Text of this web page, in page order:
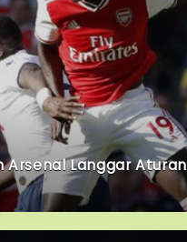
Arsenal Langgar Aturan